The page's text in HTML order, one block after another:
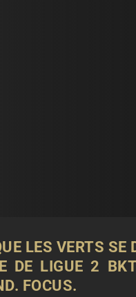
LES VERTS
DE LIGUE 2
FOCUS.